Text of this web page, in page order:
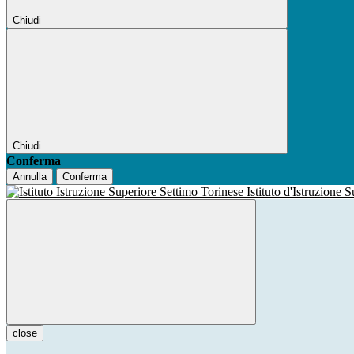
Chiudi
Chiudi
Conferma
Annulla Conferma
Istituto d'Istruzione
close